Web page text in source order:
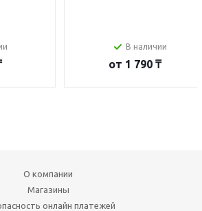
В наличии
от 1 790 ₸
О компании
Магазины
онлайн платежей